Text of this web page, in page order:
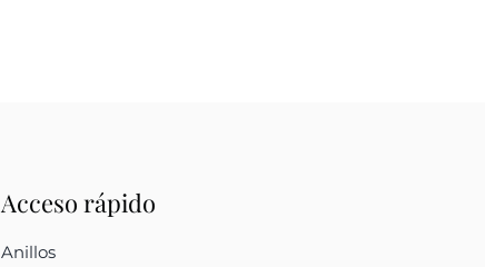
Acceso rápido
Anillos